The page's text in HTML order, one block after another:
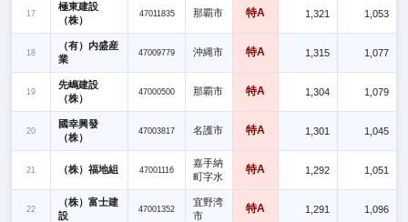
17
極東建設
（株）
47011835 那覇市 特A 1,321 1,053
18
（有）内盛産
業
47009779 沖縄市 特A 1,315 1,077
19
先嶋建設
（株）
47000500 那覇市 特A 1,304 1,079
20
國幸興發
（株）
47003817 名護市 特A 1,301 1,045
21 （株）福地組 47001116
嘉手納
町字水
特A 1,292 1,051
22
（株）富士建
設
47001352
宜野湾
市
特A 1,291 1,096